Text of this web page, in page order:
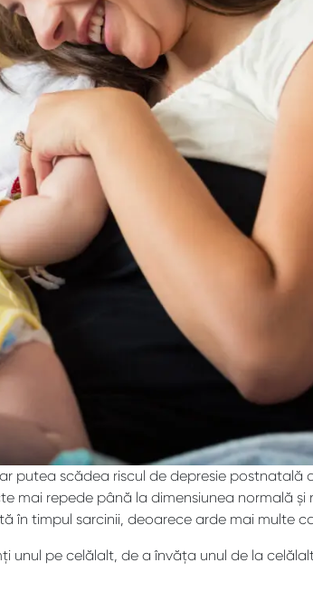
putea scădea riscul de depresie postnatală
mai repede până la dimensiunea normală
în timpul sarcinii, deoarece arde mai multe
pe celălalt, de a învăța unul de la